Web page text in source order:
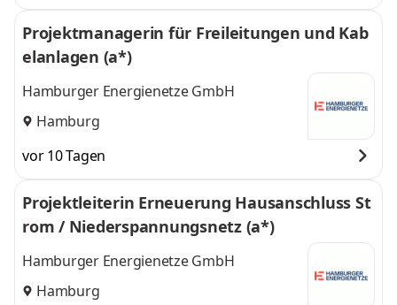
Projektmanagerin für Freileitungen und Kab
elanlagen (a*)
Hamburger Energienetze GmbH
Hamburg
vor 10 Tagen
Projektleiterin Erneuerung Hausanschluss St
rom / Niederspannungsnetz (a*)
Hamburger Energienetze GmbH
Hamburg